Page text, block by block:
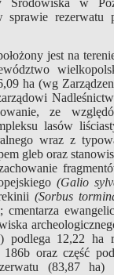
sprawie rezerwatu
jest na terenie
ha (wg
ze
lasów
wraz z
gleb oraz
(Galio
(Sorbus
cmentarza
podlega 12,22 ha
oraz część
(83,87 ha)